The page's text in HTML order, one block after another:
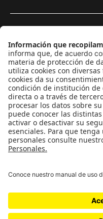
CONTÁCTANOS
BOGOTÁ, COLOMBIA
NEWSLETTER